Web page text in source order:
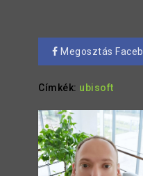
Megosztás
Címkék: ubisoft